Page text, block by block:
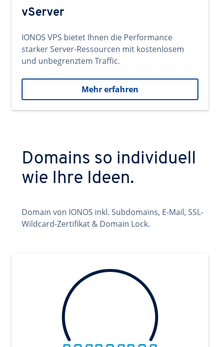
vServer
IONOS VPS bietet Ihnen die Performance
starker Server-Ressourcen mit kostenlosem
und unbegrenztem Traffic.
Mehr erfahren
Domains so individuell
wie Ihre Ideen.
Domain von IONOS inkl. Subdomains, E-Mail, SSL-
Wildcard-Zertifikat & Domain Lock.